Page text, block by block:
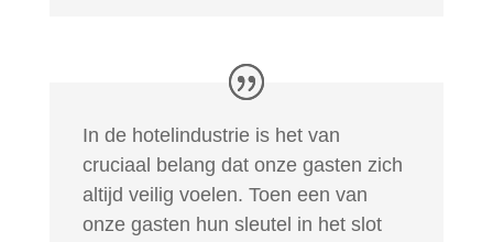
In de hotelindustrie is het van
cruciaal belang dat onze gasten zich
altijd veilig voelen. Toen een van
onze gasten hun sleutel in het slot